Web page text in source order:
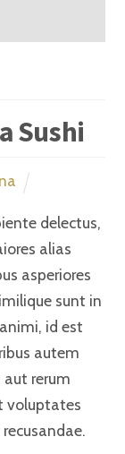
Sushi
delectus,
alias
asperiores
sunt in
id est
autem
rerum
voluptates